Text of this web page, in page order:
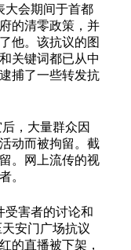
大会期间于首都
的清零政策，并
他。该抗议的图
关键词都已从中
捕了一些转发抗
，大量群众因
动而被拘留。截
。网上流传的视
。
害者的讨论和
安门广场抗议
的直播被下架，